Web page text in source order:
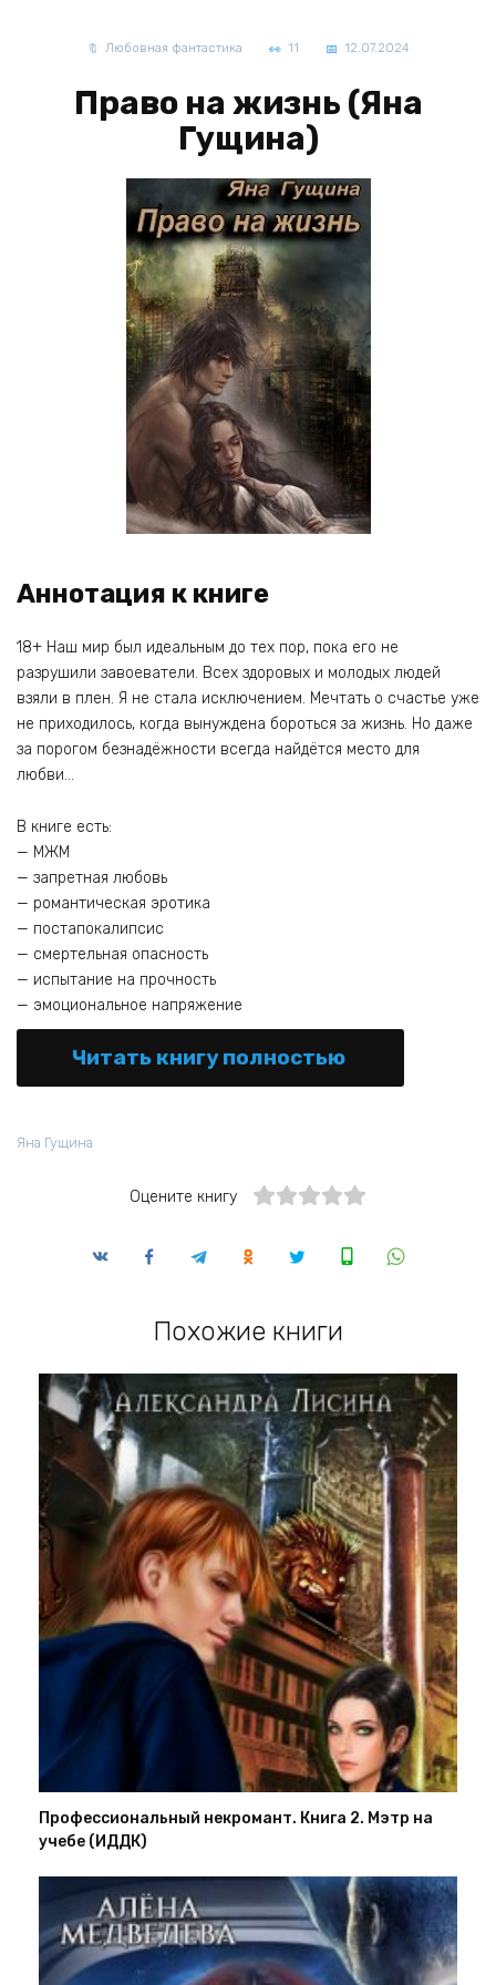
Любовная фантастика 11 12.07.2024
Право на жизнь (Яна
Гущина)
Аннотация к книге
18+ Наш мир был идеальным до тех пор, пока его не
разрушили завоеватели. Всех здоровых и молодых людей
взяли в плен. Я не стала исключением. Мечтать о счастье уже
не приходилось, когда вынуждена бороться за жизнь. Но даже
за порогом безнадёжности всегда найдётся место для
любви…
В книге есть:
— МЖМ
— запретная любовь
— романтическая эротика
— постапокалипсис
— смертельная опасность
— испытание на прочность
— эмоциональное напряжение
Читать книгу полностью
Яна Гущина
Оцените книгу
Похожие книги
Профессиональный некромант. Книга 2. Мэтр на
учебе (ИДДК)